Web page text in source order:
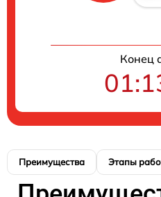
Конец
Преимущества Этапы